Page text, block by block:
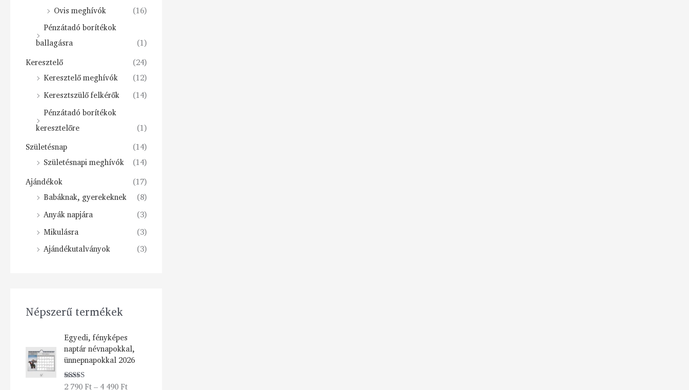
Ovis meghívók
(16)
Pénzátadó borítékok
ballagásra
(1)
Keresztelő
(24)
Keresztelő meghívók
(12)
Keresztszülő felkérők
(14)
Pénzátadó borítékok
keresztelőre
(1)
Születésnap
(14)
Születésnapi meghívók
(14)
Ajándékok
(17)
Babáknak, gyerekeknek
(8)
Anyák napjára
(3)
Mikulásra
(3)
Ajándékutalványok
(3)
Népszerű termékek
Egyedi, fényképes
naptár névnapokkal,
ünnepnapokkal 2026
Értékelés:
2 790 Ft– 4 490 Ft
t
a